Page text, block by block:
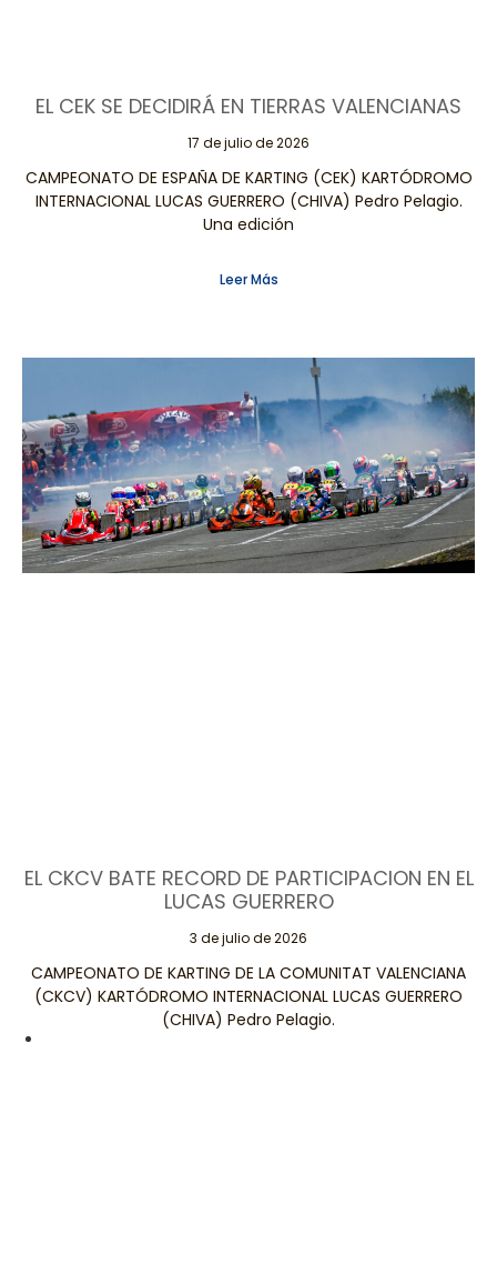
EL CEK SE DECIDIRÁ EN TIERRAS VALENCIANAS
17 de julio de 2026
CAMPEONATO DE ESPAÑA DE KARTING (CEK) KARTÓDROMO
INTERNACIONAL LUCAS GUERRERO (CHIVA) Pedro Pelagio.
Una edición
Leer Más
EL CKCV BATE RECORD DE PARTICIPACION EN EL
LUCAS GUERRERO
3 de julio de 2026
CAMPEONATO DE KARTING DE LA COMUNITAT VALENCIANA
(CKCV) KARTÓDROMO INTERNACIONAL LUCAS GUERRERO
(CHIVA) Pedro Pelagio.